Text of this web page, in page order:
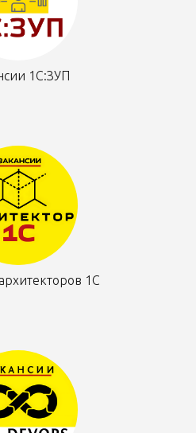
1С:ЗУП
1С